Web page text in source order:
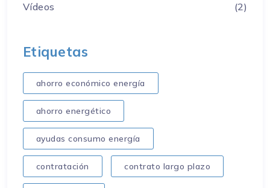
Vídeos (2)
Etiquetas
ahorro económico energía
ahorro energético
ayudas consumo energía
contratación contrato largo plazo